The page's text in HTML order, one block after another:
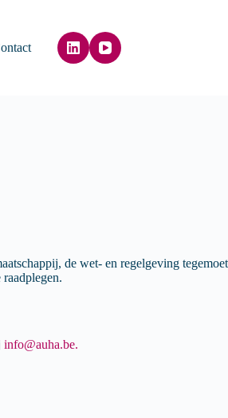
de wet- en regelgeving tegemoet
info@auha.be.